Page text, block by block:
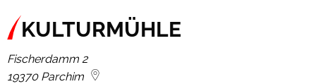
KULTURMÜHLE
Fischerdamm 2
19370 Parchim